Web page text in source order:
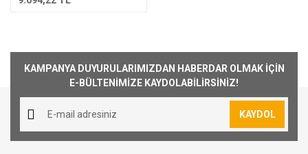
KAMPANYA DUYURULARIMIZDAN HABERDAR OLMAK İÇİN
E-BÜLTENİMİZE KAYDOLABİLİRSİNİZ!
KAYDOL